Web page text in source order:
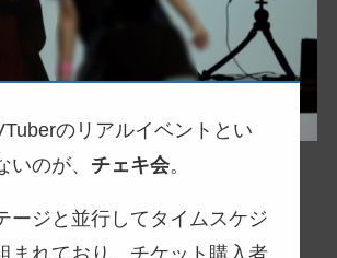
のリアルイベントとい
いのが、 チェキ会。
ージと並行してタイムスケジ